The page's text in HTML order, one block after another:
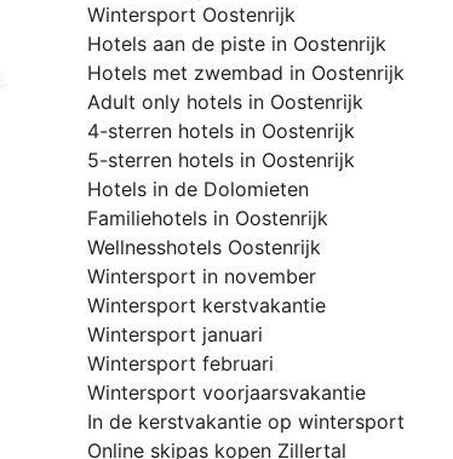
Wintersport Oostenrijk
Hotels aan de piste in Oostenrijk
Hotels met zwembad in Oostenrijk
Adult only hotels in Oostenrijk
4-sterren hotels in Oostenrijk
5-sterren hotels in Oostenrijk
Hotels in de Dolomieten
Familiehotels in Oostenrijk
Wellnesshotels Oostenrijk
Wintersport in november
Wintersport kerstvakantie
Wintersport januari
Wintersport februari
Wintersport voorjaarsvakantie
In de kerstvakantie op wintersport
Online skipas kopen Zillertal